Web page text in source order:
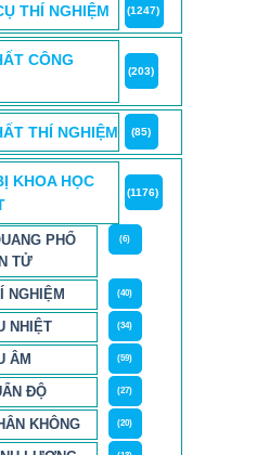
THÍ NGHIỆM (1247)
CÔNG
(203)
THÍ NGHIỆM (85)
KHOA HỌC
(1176)
PHỔ
TỬ
(6)
NGHIỆM (40)
NHIỆT (34)
ÂM (59)
ĐỘ (27)
KHÔNG (20)